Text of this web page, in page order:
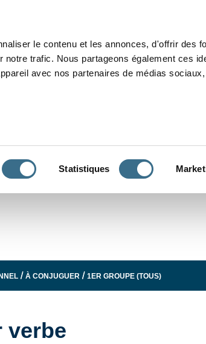
le contenu et les annonces, d'offrir des
trafic. Nous partageons également ces
avec nos partenaires de médias
Statistiques
/À CONJUGUER /1ER GROUPE (TOUS)
verbe